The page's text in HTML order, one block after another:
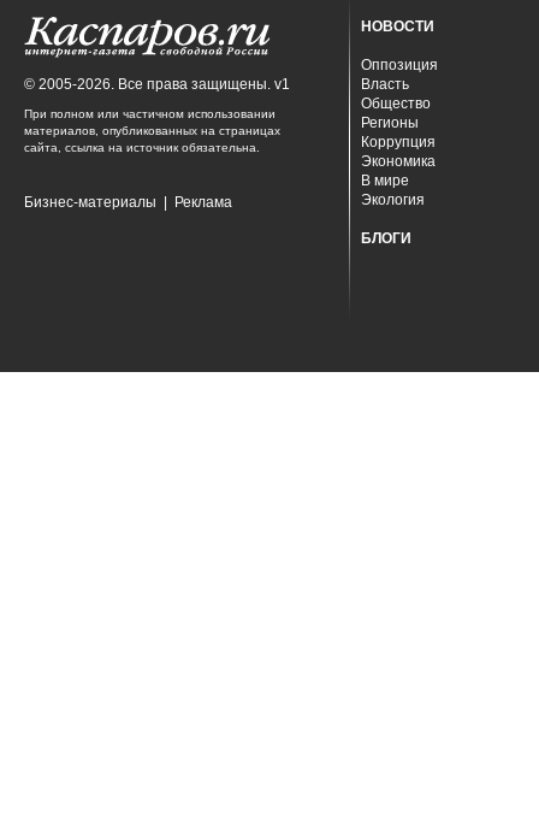
© 2005-2026. Все права защищены. v1
При полном или частичном использовании
материалов, опубликованных на страницах
сайта, ссылка на источник обязательна.
Бизнес-материалы Реклама
НОВОСТИ
Оппозиция
Власть
Общество
Регионы
Коррупция
Экономика
В мире
Экология
БЛОГИ